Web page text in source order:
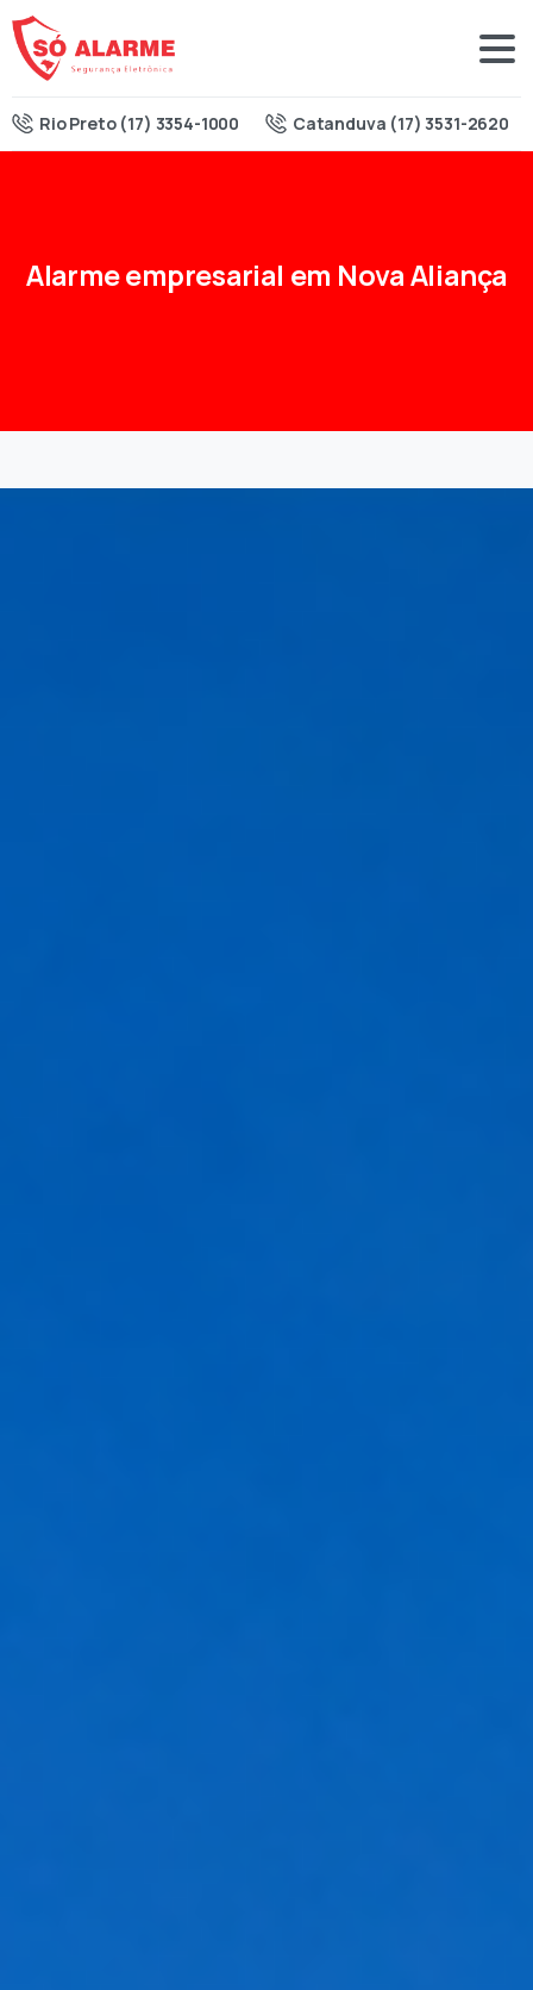
Rio Preto (17) 3354-1000 Catanduva (17) 3531-2620
Alarmeempresarial em NovaAliança